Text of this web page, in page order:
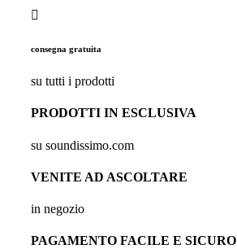
consegna gratuita
su tutti i prodotti
PRODOTTI IN ESCLUSIVA
su soundissimo.com
VENITE AD ASCOLTARE
in negozio
PAGAMENTO FACILE E SICURO